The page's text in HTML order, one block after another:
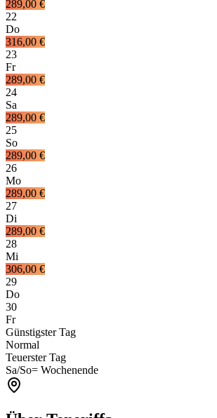
289,00 €
22
Do
316,00 €
23
Fr
289,00 €
24
Sa
289,00 €
25
So
289,00 €
26
Mo
289,00 €
27
Di
289,00 €
28
Mi
306,00 €
29
Do
30
Fr
Günstigster Tag
Normal
Teuerster Tag
Sa/So= Wochenende